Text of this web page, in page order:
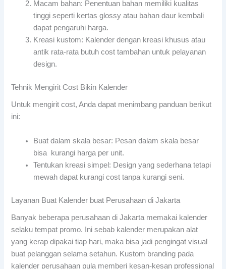
Macam bahan: Penentuan bahan memiliki kualitas
tinggi seperti kertas glossy atau bahan daur kembali
dapat pengaruhi harga.
Kreasi kustom: Kalender dengan kreasi khusus atau
antik rata-rata butuh cost tambahan untuk pelayanan
design.
Tehnik Mengirit Cost Bikin Kalender
Untuk mengirit cost, Anda dapat menimbang panduan berikut
ini:
Buat dalam skala besar: Pesan dalam skala besar
bisa kurangi harga per unit.
Tentukan kreasi simpel: Design yang sederhana tetapi
mewah dapat kurangi cost tanpa kurangi seni.
Layanan Buat Kalender buat Perusahaan di Jakarta
Banyak beberapa perusahaan di Jakarta memakai kalender
selaku tempat promo. Ini sebab kalender merupakan alat
yang kerap dipakai tiap hari, maka bisa jadi pengingat visual
buat pelanggan selama setahun. Kustom branding pada
kalender perusahaan pula memberi kesan-kesan professional